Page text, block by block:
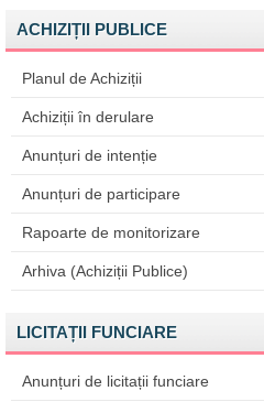
ACHIZIȚII PUBLICE
Planul de Achiziții
Achiziții în derulare
Anunțuri de intenție
Anunțuri de participare
Rapoarte de monitorizare
Arhiva (Achiziții Publice)
LICITAȚII FUNCIARE
Anunțuri de licitații funciare